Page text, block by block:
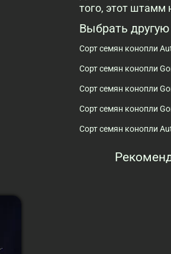
того, этот штамм
Выбрать
Сорт семян конопли
Сорт семян конопли
Сорт семян конопли
Сорт семян конопли
Сорт семян конопли